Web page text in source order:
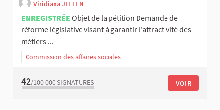
Viridiana JITTEN
ENREGISTRÉE Objet de la pétition Demande de
réforme législative visant à garantir l'attractivité des
métiers ...
Commission des affaires sociales
42/100 000 SIGNATURES VOIR